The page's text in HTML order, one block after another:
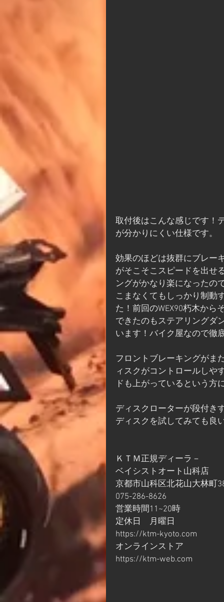
取付後はこんな感じです！
が分かりにくい仕様です。
効果のほどは抜群にブレー
がそこそこスピードを出せ
ングがかなり楽になったの
こまなくてもしっかり制動
た！前回のWEX90朽木から
できたのもステアリングダ
います！バイク屋なので徹
フロントブレーキングがま
ィスクがコントロールしや
ドも上がっているという方
ディスクローターが段付き
ディスクを試してみても良
ＫＴＭ正規ディーラ－
ベイシストオート山科店
京都市山科区北花山大林町
075-286-8626
営業時間11~20時
定休日　月曜日
https://ktm-kyoto.com
オンラインストア
https://ktm-web.com